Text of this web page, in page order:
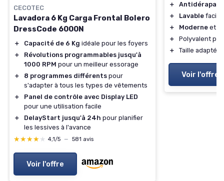
CECOTEC
Lavadora 6 Kg Carga Frontal Bolero
DressCode 6000N
＋ Capacité de 6 Kg idéale pour les foyers
＋
Révolutions programmables jusqu'à
1000 RPM pour un meilleur essorage
＋
8 programmes différents pour
s'adapter à tous les types de vêtements
＋
Panel de contrôle avec Display LED
pour une utilisation facile
＋
DelayStart jusqu'à 24h pour planifier
les lessives à l'avance
★★★★★
★★★★★ 4,1/5 — 581 avis
Voir l'offre
＋
Antidérapant
＋
Lavable
＋
Moderne et
＋
Polyvalent
＋
Taille adaptée
Voir l'offre